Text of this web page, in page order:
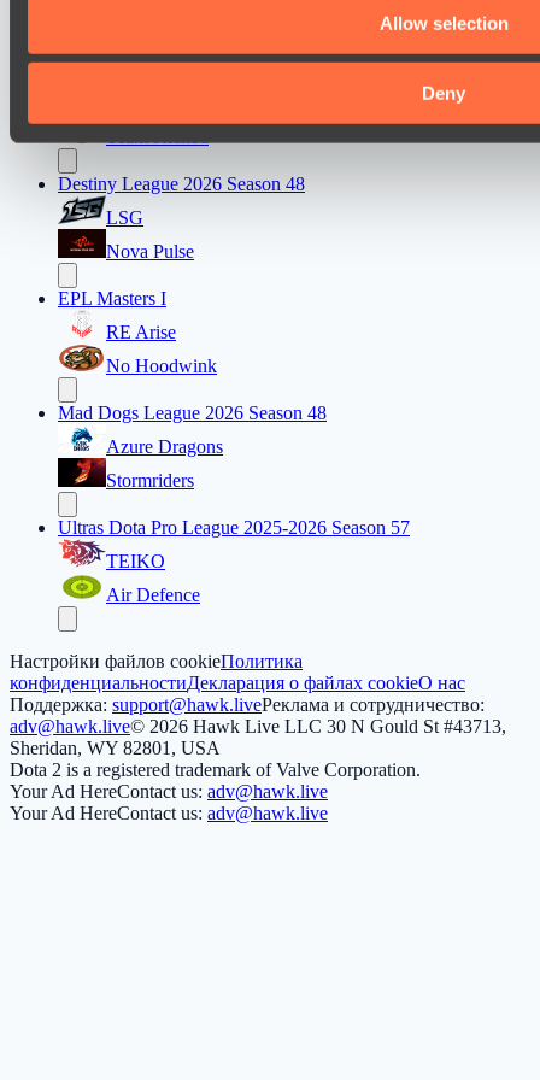
Allow selection
Deny
Lunar Horse Trophy 8
Team Kicked
Destiny League 2026 Season 48
LSG
Nova Pulse
EPL Masters I
RE Arise
No Hoodwink
Mad Dogs League 2026 Season 48
Azure Dragons
Stormriders
Ultras Dota Pro League 2025-2026 Season 57
TEIKO
Air Defence
Настройки файлов cookieПолитика
конфиденциальностиДекларация о файлах cookieО нас
Поддержка: support@hawk.liveРеклама и сотрудничество:
adv@hawk.live© 2026 Hawk Live LLC 30 N Gould St #43713,
Sheridan, WY 82801, USA
Dota 2 is a registered trademark of Valve Corporation.
Your Ad HereContact us: adv@hawk.live
Your Ad HereContact us: adv@hawk.live